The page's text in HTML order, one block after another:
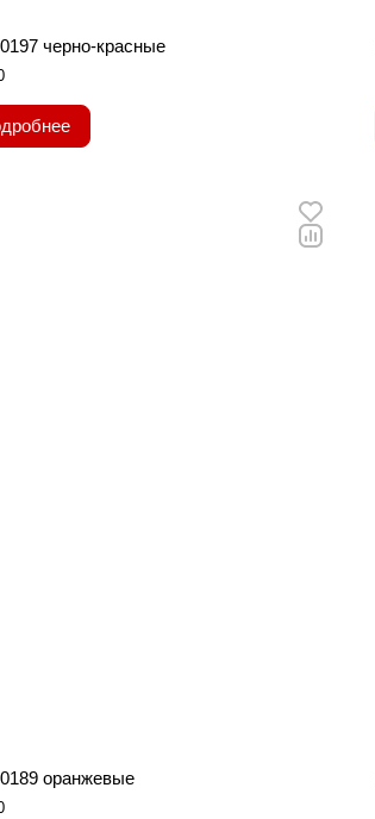
черно-красные
оранжевые